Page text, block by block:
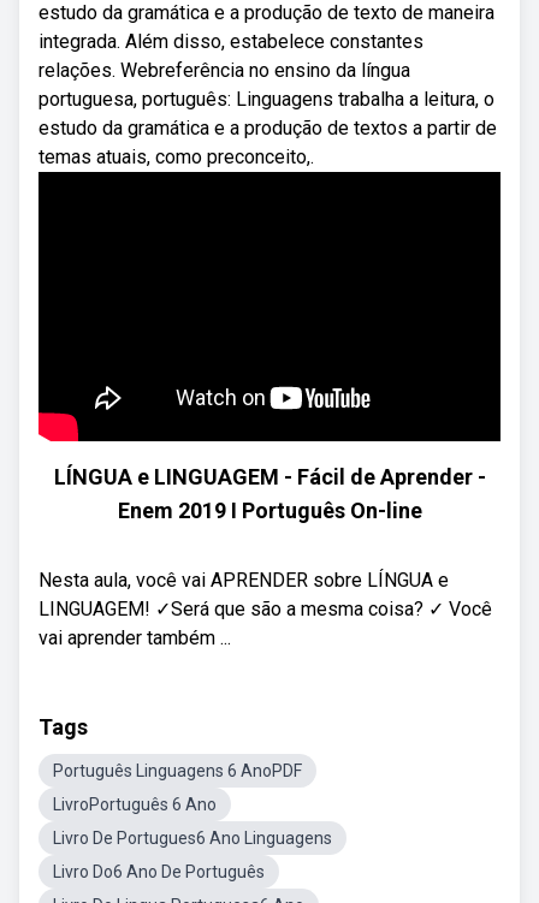
estudo da gramática e a produção de texto de maneira
integrada. Além disso, estabelece constantes
relações. Webreferência no ensino da língua
portuguesa, português: Linguagens trabalha a leitura, o
estudo da gramática e a produção de textos a partir de
temas atuais, como preconceito,.
LÍNGUA e LINGUAGEM - Fácil de Aprender -
Enem 2019 I Português On-line
Nesta aula, você vai APRENDER sobre LÍNGUA e
LINGUAGEM! ✓Será que são a mesma coisa? ✓ Você
vai aprender também ...
Tags
Português Linguagens 6 AnoPDF
LivroPortuguês 6 Ano
Livro De Portugues6 Ano Linguagens
Livro Do6 Ano De Português